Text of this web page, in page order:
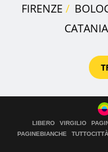
FIRENZE
CATANIA
LIBERO VIRGILIO
PAGINEBIANCHE
TUTTOCITTÀ